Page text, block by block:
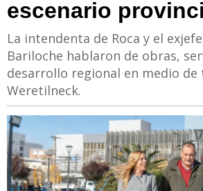
escenario
La intendenta de Roca y el
Bariloche hablaron de obras,
desarrollo regional en medio de
Weretilneck.